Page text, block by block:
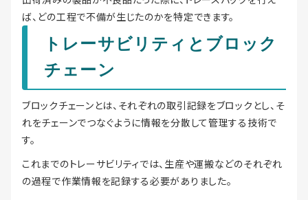
ば、どの工程で不備が生じたのかを特定できます。
トレーサビリティとブロック
チェーン
ブロックチェーンとは、それぞれの取引記録をブロックとし、そ
れをチェーンでつなぐように情報を分散して管理する技術で
す。
これまでのトレーサビリティでは、生産や運搬などのそれぞれ
の過程で作業情報を記録する必要がありました。